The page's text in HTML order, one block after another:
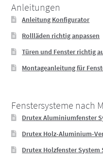
Anleitungen
Anleitung Konfigurator
Rollläden richtig anpassen
Türen und Fenster richtig
Montageanleitung für
Fenstersysteme nach
Drutex Aluminiumfenster
Drutex Holz-Aluminium-
Drutex Holzfenster System